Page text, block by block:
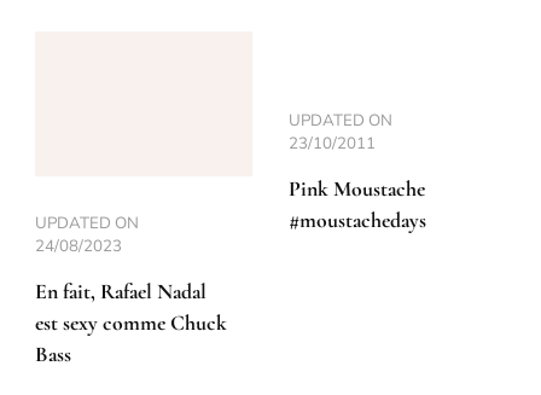
UPDATED ON
24/08/2023
En fait, Rafael Nadal
est sexy comme Chuck
Bass
UPDATED ON
23/10/2011
Pink Moustache
#moustachedays